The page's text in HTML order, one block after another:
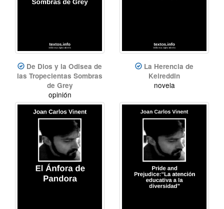
De Dios y la Odisea de
las Tropecientas Sombras
de Grey
opinión
La Herencia de
Keireddin
novela